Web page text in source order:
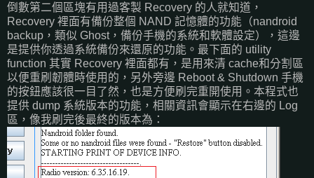
倒數第二個區塊有用過客製 Recovery 的人就知道，
Recovery 裡面有備份整個 NAND 記憶體的功能（nandroid
backup，類似 Ghost，備份手機的系統和軟體設定），這邊
是提供你透過系統備份來還原的功能。最下面的 utility
function 其實 Recovery 裡面都有，是用來清 cache和分割區
以便重刷韌體時使用的，另外旁邊 Reboot & Shutdown 手機
的按鈕應該很一目了然，也是方便刷完重開使用。本程式也
提供 dump 系統版本的功能，相關資訊會顯示在右邊的 Log
區，像我刷完後最終的版本為：